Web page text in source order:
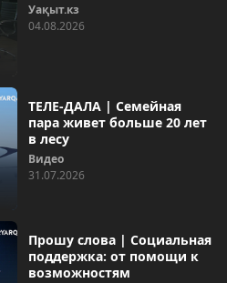
Уақыт.кз
04.08.2026
ТЕЛЕ-ДАЛА | Семейная
пара живет больше 20 лет
в лесу
Видео
31.07.2026
Прошу слова | Социальная
поддержка: от помощи к
возможностям